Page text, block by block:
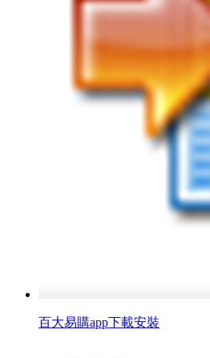
百大易購app下載安裝